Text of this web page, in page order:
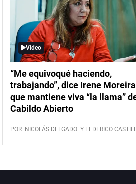
Video
“Me equivoqué haciendo,
trabajando”, dice Irene
que mantiene viva “la llama”
Cabildo Abierto
POR NICOLÁS DELGADO Y FEDERICO